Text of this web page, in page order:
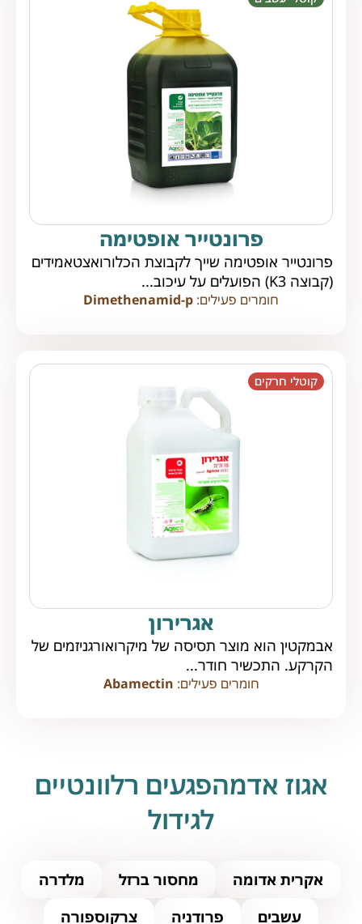
פרונטייר אופטימה
פרונטייר אופטימה שייך לקבוצת הכלורואצטאמידים
(קבוצה K3) הפועלים על עיכוב...
חומרים פעילים: Dimethenamid-p
קוטלי חרקים
אגרירון
אבמקטין הוא מוצר תסיסה של מיקרואורגניזמים של
הקרקע. התכשיר חודר...
חומרים פעילים: Abamectin
אגוז אדמהפגעים רלוונטיים
לגידול
אקרית אדומה מחסור ברזל
מלדרה
עשבים
פרודניה צרקוספורה